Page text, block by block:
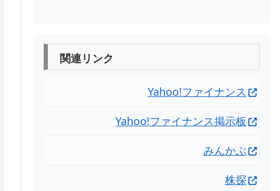
関連リンク
Yahoo!ファイナンス
Yahoo!ファイナンス掲示板
みんかぶ
株探